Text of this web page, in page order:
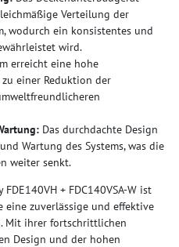
Verteilung der
wodurch ein konsistentes und
wird.
erreicht eine hohe
zu einer Reduktion der
Das durchdachte Design
Wartung des Systems, was die
weiter senkt.
+ FDC140VSA-W ist
eine zuverlässige und effektive
Mit ihrer fortschrittlichen
Design und der hohen